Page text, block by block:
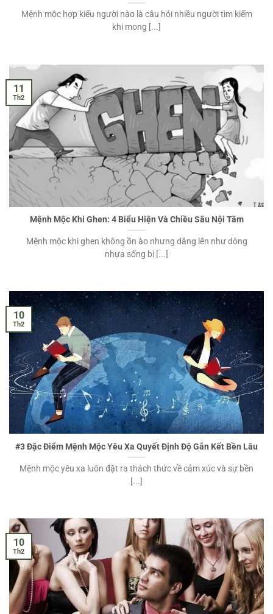
Mệnh mộc hợp kiểu người nào là câu hỏi nhiều người tìm kiếm
khi mong [...]
Mệnh Mộc Khi Ghen: 4 Biểu Hiện Và Chiều Sâu Nội Tâm
Mệnh mộc khi ghen không ồn ào nhưng dâng lên như dòng
nhựa sống bị [...]
11
Th2
#3 Đặc Điểm Mệnh Mộc Yêu Xa Quyết Định Độ Gắn Kết Bền Lâu
Mệnh mộc yêu xa luôn đặt ra thách thức về cảm xúc và sự bền
[...]
10
Th2
10
Th2